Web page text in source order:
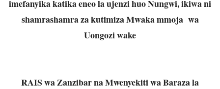
imefanyika katika eneo la ujenzi huo Nungwi, ikiwa ni
shamrashamra za kutimiza Mwaka mmoja wa
Uongozi wake
RAIS wa Zanzibar na Mwenyekiti wa Baraza la